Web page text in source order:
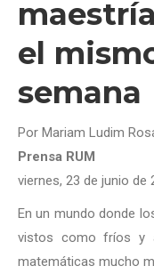
el
semana
Por Mariam Ludim
Prensa RUM
viernes, 23 de junio de
En un mundo donde
vistos como fríos y
matemáticas mucho